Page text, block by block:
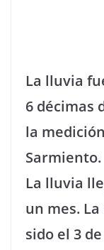
La lluvia
6 décimas
la
Sarmiento.
La lluvia
un mes.
sido el 3